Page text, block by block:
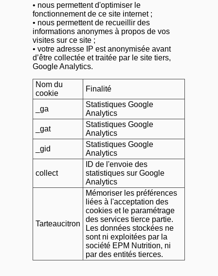
• nous permettent d'optimiser le
fonctionnement de ce site internet ;
• nous permettent de recueillir des
informations anonymes à propos de vos
visites sur ce site ;
• votre adresse IP est anonymisée avant
d’être collectée et traitée par le site tiers,
Google Analytics.
Nom du
cookie
Finalité
_ga
Statistiques Google
Analytics
_gat
Statistiques Google
Analytics
_gid
Statistiques Google
Analytics
collect
ID de l'envoie des
statistiques sur Google
Analytics
Tarteaucitron
Mémoriser les préférences
liées à l'acceptation des
cookies et le paramétrage
des services tierce partie.
Les données stockées ne
sont ni exploitées par la
société EPM Nutrition, ni
par des entités tierces.